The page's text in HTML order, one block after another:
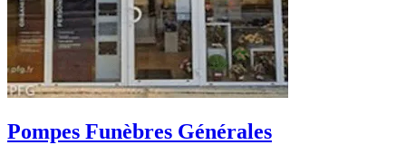
Pompes Funèbres Générales